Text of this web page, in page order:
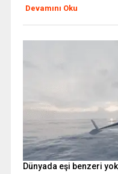
Devamını Oku
Dünyada eşi benzeri